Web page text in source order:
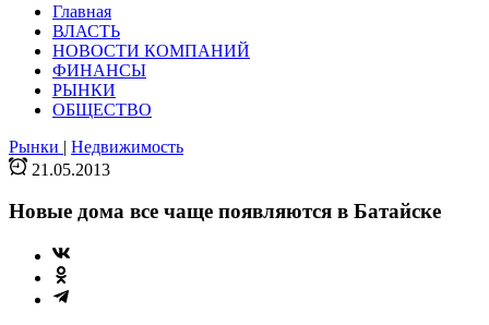
Главная
ВЛАСТЬ
НОВОСТИ КОМПАНИЙ
ФИНАНСЫ
РЫНКИ
ОБЩЕСТВО
Рынки | Недвижимость
21.05.2013
Новые дома все чаще появляются в Батайске